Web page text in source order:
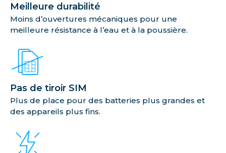
Meilleure durabilité
Moins d’ouvertures mécaniques pour une
meilleure résistance à l’eau et à la poussière.
Pas de tiroir SIM
Plus de place pour des batteries plus grandes et
des appareils plus fins.